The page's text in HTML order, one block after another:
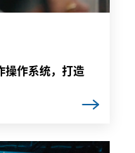
操作系统，打造